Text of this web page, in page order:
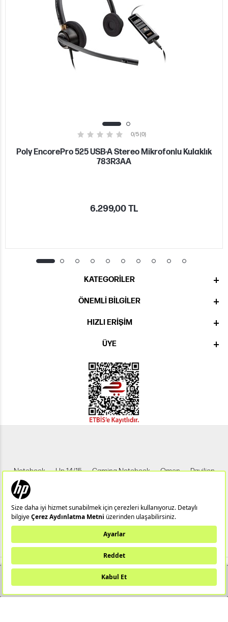
YAKINDA STOKTA
0/5 (0)
Poly EncorePro 525 USB-A Stereo Mikrofonlu Kulaklık
783R3AA
6.299,00 TL
KATEGORILER
ÖNEMLI BILGILER
HIZLI ERIŞIM
ÜYE
Notebook Hp 14/15 Gaming Notebook Omen Pavilion
Pavilion Gaming
X360 Aero ProDesk HP IPS Monitör HP LED Monitör
Bu web sitesi (hpstore.com.tr) HP Resmi İş Ortağı TUNGSTEN TEKNOLOJİ
SANAYİ VE TİCARET A.Ş tarafından yönetilmektedir.